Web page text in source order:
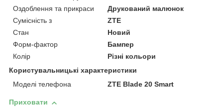
Оздоблення та прикраси
Друкований малюнок
Сумісність з
ZTE
Стан
Новий
Форм-фактор
Бампер
Колір
Різні кольори
Користувальницькі характеристики
Моделі телефона
ZTE Blade 20 Smart
Приховати